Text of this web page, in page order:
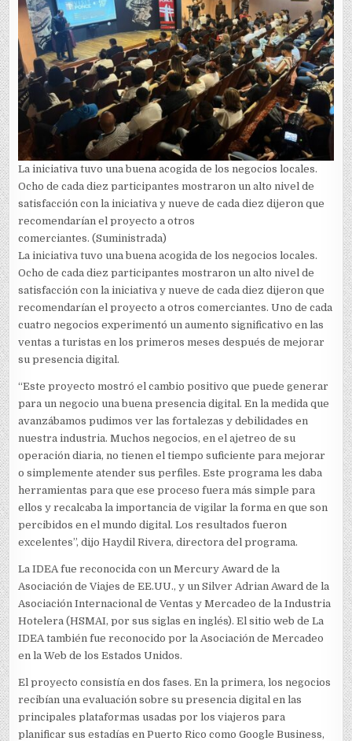
La iniciativa tuvo una buena acogida de los negocios locales.
Ocho de cada diez participantes mostraron un alto nivel de
satisfacción con la iniciativa y nueve de cada diez dijeron que
recomendarían el proyecto a otros
comerciantes. (Suministrada)
La iniciativa tuvo una buena acogida de los negocios locales.
Ocho de cada diez participantes mostraron un alto nivel de
satisfacción con la iniciativa y nueve de cada diez dijeron que
recomendarían el proyecto a otros comerciantes. Uno de cada
cuatro negocios experimentó un aumento significativo en las
ventas a turistas en los primeros meses después de mejorar
su presencia digital.
“Este proyecto mostró el cambio positivo que puede generar
para un negocio una buena presencia digital. En la medida que
avanzábamos pudimos ver las fortalezas y debilidades en
nuestra industria. Muchos negocios, en el ajetreo de su
operación diaria, no tienen el tiempo suficiente para mejorar
o simplemente atender sus perfiles. Este programa les daba
herramientas para que ese proceso fuera más simple para
ellos y recalcaba la importancia de vigilar la forma en que son
percibidos en el mundo digital. Los resultados fueron
excelentes”, dijo Haydil Rivera, directora del programa.
La IDEA fue reconocida con un Mercury Award de la
Asociación de Viajes de EE.UU., y un Silver Adrian Award de la
Asociación Internacional de Ventas y Mercadeo de la Industria
Hotelera (HSMAI, por sus siglas en inglés). El sitio web de La
IDEA también fue reconocido por la Asociación de Mercadeo
en la Web de los Estados Unidos.
El proyecto consistía en dos fases. En la primera, los negocios
recibían una evaluación sobre su presencia digital en las
principales plataformas usadas por los viajeros para
planificar sus estadías en Puerto Rico como Google Business,